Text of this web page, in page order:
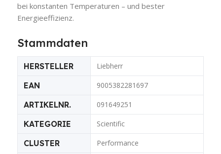
bei konstanten Temperaturen – und bester
Energieeffizienz.
Stammdaten
HERSTELLER Liebherr
EAN 9005382281697
ARTIKELNR. 091649251
KATEGORIE Scientific
CLUSTER Performance